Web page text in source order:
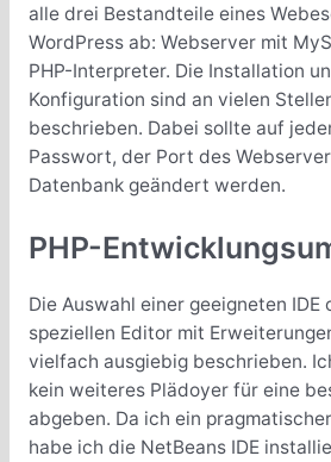
alle drei Bestandteile eines
WordPress ab: Webserver mit
PHP-Interpreter. Die Installation
Konfiguration sind an vielen
beschrieben. Dabei sollte auf
Passwort, der Port des
Datenbank geändert werden.
PHP-
Die Auswahl einer geeigneten IDE
speziellen Editor mit
vielfach ausgiebig beschrieben.
kein weiteres Plädoyer für eine
abgeben. Da ich ein
habe ich die NetBeans IDE